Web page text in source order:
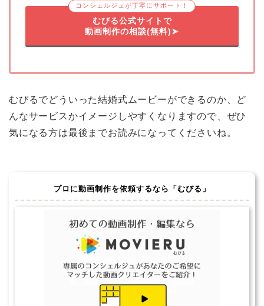
コンシェルジュが丁寧にサポート！
むびる公式サイトで
動画制作の相談(無料)➤
むびるでどういった結婚式ムービーができるのか、ど
んなサービスかイメージしやすくなりますので、ぜひ
気になる方は最後までお読みになってくださいね。
プロに動画制作を依頼するなら「むびる」